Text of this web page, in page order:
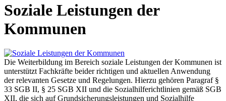
Soziale Leistungen der
Kommunen
Die Weiterbildung im Bereich soziale Leistungen der Kommunen ist
unterstützt Fachkräfte beider richtigen und aktuellen Anwendung
der relevanten Gesetze und Regelungen. Hierzu gehören Paragraf §
33 SGB II, § 25 SGB XII und die Sozialhilferichtlinien gemäß SGB
XII, die sich auf Grundsicherungsleistungen und Sozialhilfe